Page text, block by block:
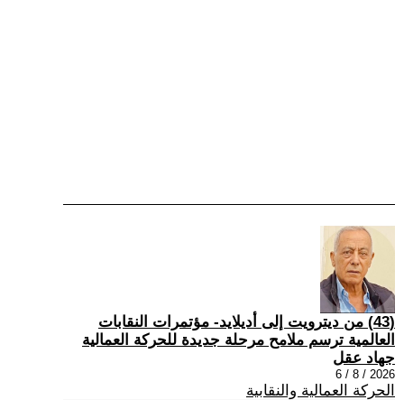
(43) من ديترويت إلى أديلايد- مؤتمرات النقابات
العالمية ترسم ملامح مرحلة جديدة للحركة العمالية
جهاد عقل
2026 / 8 / 6
الحركة العمالية والنقابية